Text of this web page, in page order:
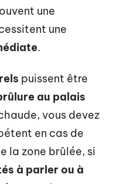
une
une
.
puissent être
au palais
vous devez
en cas de
la zone brûlée, si
à parler ou à